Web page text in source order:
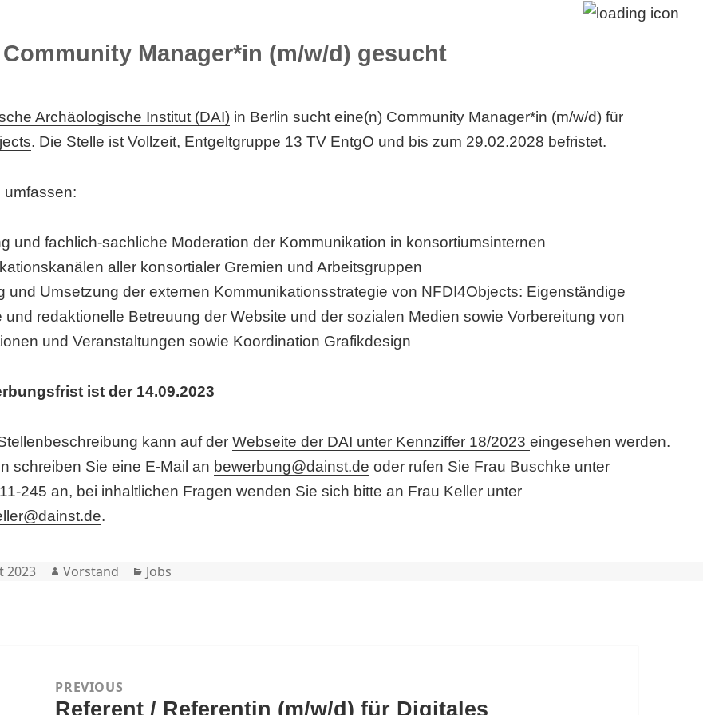
Community Manager*in (m/w/d) gesucht
Archäologische Institut (DAI)in Berlin sucht eine(n) Community Manager*in (m/w/d) für
. Die Stelle ist Vollzeit, Entgeltgruppe 13 TV EntgO und bis zum 29.02.2028 befristet.
umfassen:
und fachlich-sachliche Moderation der Kommunikation in konsortiumsinternen
aller konsortialer Gremien und Arbeitsgruppen
und Umsetzung der externen Kommunikationsstrategie von NFDI4Objects: Eigenständige
und redaktionelle Betreuung der Website und der sozialen Medien sowie Vorbereitung von
und Veranstaltungen sowie Koordination Grafikdesign
ist der 14.09.2023
kann auf der Webseite der DAI unter Kennziffer 18/2023 eingesehen werden.
schreiben Sie eine E-Mail an bewerbung@dainst.de oder rufen Sie Frau Buschke unter
245 an, bei inhaltlichen Fragen wenden Sie sich bitte an Frau Keller unter
.
2023 Author
Vorstand Categories
Jobs
PREVIOUS
Previous
Referent / Referentin (m/w/d) für Digitales